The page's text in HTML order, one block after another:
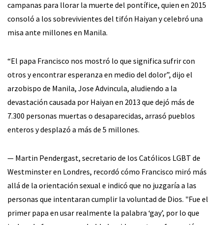
campanas para llorar la muerte del pontífice, quien en 2015
consoló a los sobrevivientes del tifón Haiyan y celebró una
misa ante millones en Manila.
“El papa Francisco nos mostró lo que significa sufrir con
otros y encontrar esperanza en medio del dolor”, dijo el
arzobispo de Manila, Jose Advincula, aludiendo a la
devastación causada por Haiyan en 2013 que dejó más de
7.300 personas muertas o desaparecidas, arrasó pueblos
enteros y desplazó a más de 5 millones.
— Martin Pendergast, secretario de los Católicos LGBT de
Westminster en Londres, recordó cómo Francisco miró más
allá de la orientación sexual e indicó que no juzgaría a las
personas que intentaran cumplir la voluntad de Dios. "Fue el
primer papa en usar realmente la palabra ‘gay’, por lo que